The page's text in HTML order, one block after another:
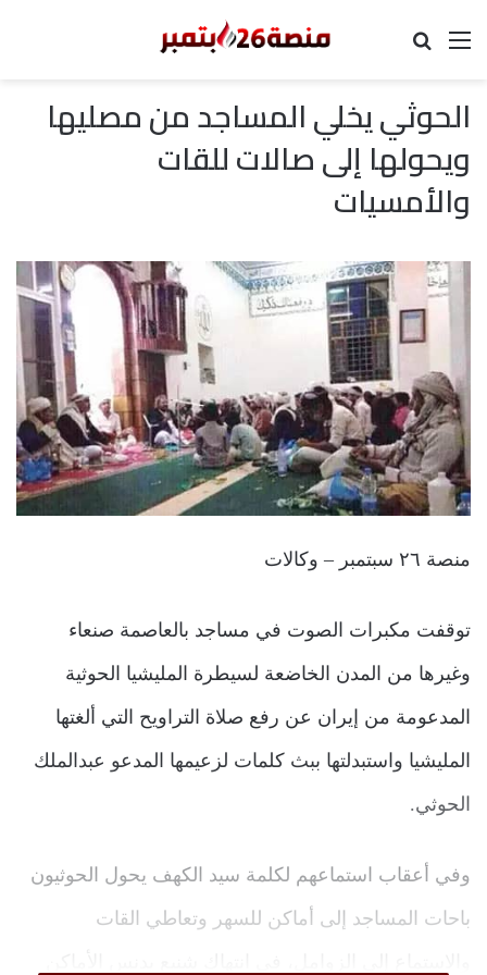
القائمة
الحوثي يخلي المساجد من مصليها
ويحولها إلى صالات للقات
والأمسيات
منصة ٢٦ سبتمبر – وكالات
توقفت مكبرات الصوت في مساجد بالعاصمة صنعاء
وغيرها من المدن الخاضعة لسيطرة المليشيا الحوثية
المدعومة من إيران عن رفع صلاة التراويح التي ألغتها
المليشيا واستبدلتها ببث كلمات لزعيمها المدعو عبدالملك
الحوثي.
وفي أعقاب استماعهم لكلمة سيد الكهف يحول الحوثيون
باحات المساجد إلى أماكن للسهر وتعاطي القات